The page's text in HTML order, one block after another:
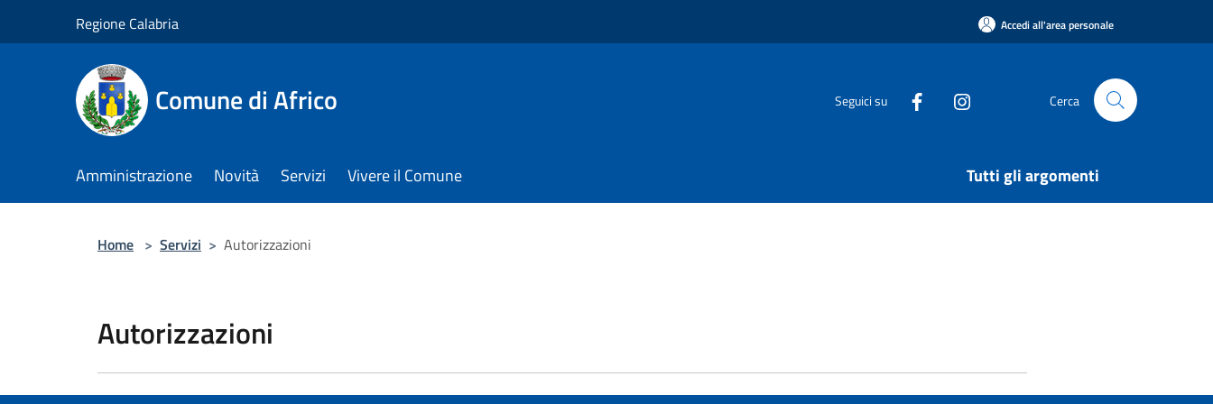
Regione Calabria Accedi all'area personale
Comune di Africo Seguici su Cerca
Amministrazione Novità Servizi Vivere il Comune Tutti gli argomenti
Home > Servizi > Autorizzazioni
Autorizzazioni